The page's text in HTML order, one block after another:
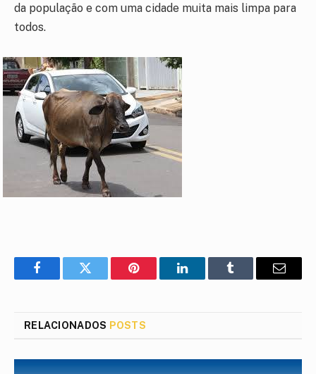
da população e com uma cidade muita mais limpa para
todos.
FacebookTwitter Pinterest LinkedInTumblr
E-
RELACIONADOS POSTS